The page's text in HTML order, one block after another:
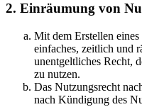
2. Einräumung von
Mit dem Erstellen
einfaches, zeitlich und
unentgeltliches Recht,
zu nutzen.
Das Nutzungsrecht
nach Kündigung des